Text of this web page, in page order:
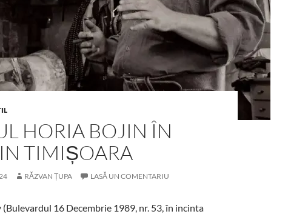
HORIA BOJIN ÎN
TIMIȘOARA
RĂZVAN ȚUPA LASĂ UN COMENTARIU
16 Decembrie 1989, nr. 53, în incinta